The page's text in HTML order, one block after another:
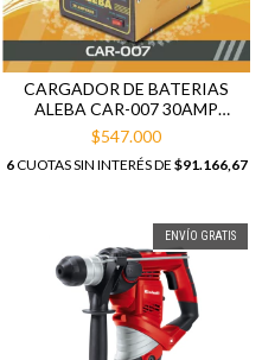
CARGADOR DE BATERIAS
ALEBA CAR-007 30AMP
AUTOMÁTICO
$547.000
6CUOTAS SIN INTERÉS DE $91.166,67
ENVÍO GRATIS